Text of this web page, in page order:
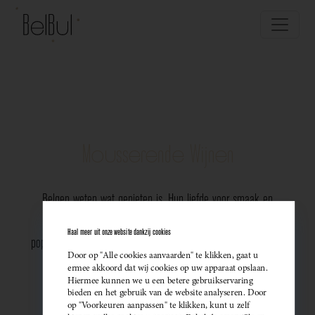
Belgen weten wat genieten is. Hun liefde voor smaak en
populariteit van Belgische mousserende wijnen. Meer dan ooit
kiezen ze bewust voor lokale bubbels — ideaal als
sprankelend aperitief of als verfijnde match bij een
gastronomisch diner. Santé!
Haal meer uit onze website dankzij cookies
Door op "Alle cookies aanvaarden" te klikken, gaat u
ermee akkoord dat wij cookies op uw apparaat opslaan.
Hiermee kunnen we u een betere gebruikservaring
bieden en het gebruik van de website analyseren. Door
op "Voorkeuren aanpassen" te klikken, kunt u zelf